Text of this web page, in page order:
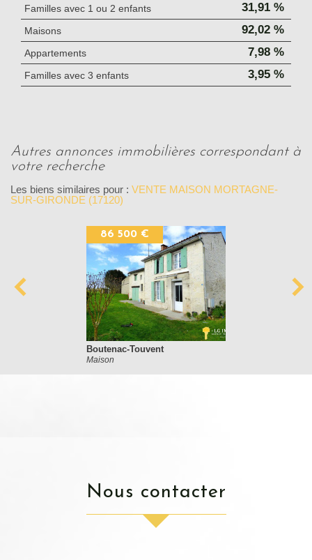
Familles avec 1 ou 2 enfants 31,91 %
Maisons 92,02 %
Appartements 7,98 %
Familles avec 3 enfants 3,95 %
autres annonces immobilières correspondant à
votre recherche
Les biens similaires pour : VENTE MAISON MORTAGNE-
SUR-GIRONDE (17120)
86 500 €
Boutenac-Touvent
Maison
nous contacter